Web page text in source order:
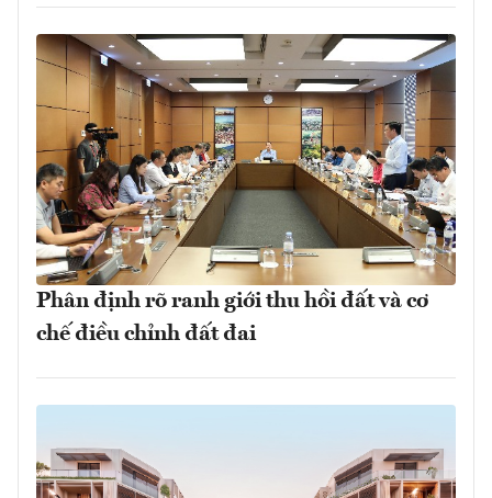
Phân định rõ ranh giới thu hồi đất và cơ
chế điều chỉnh đất đai